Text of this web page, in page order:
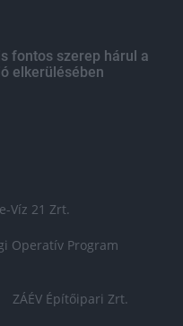
fontos szerep hárul a
elkerülésében
Víz 21 Zrt.
Operatív Program
ZÁÉV Építőipari Zrt.